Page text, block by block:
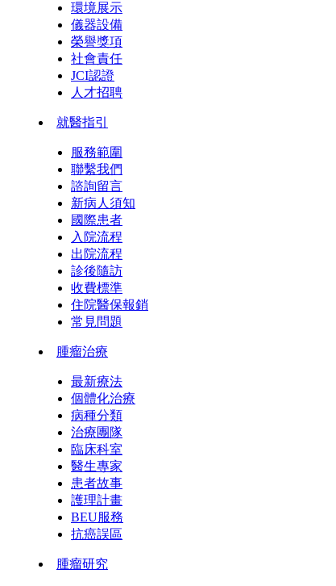
環境展示
儀器設備
榮譽獎項
社會責任
JCI認證
人才招聘
就醫指引
服務範圍
聯繫我們
諮詢留言
新病人須知
國際患者
入院流程
出院流程
診後隨訪
收費標準
住院醫保報銷
常見問題
腫瘤治療
最新療法
個體化治療
病種分類
治療團隊
臨床科室
醫生專家
患者故事
護理計畫
BEU服務
抗癌誤區
腫瘤研究